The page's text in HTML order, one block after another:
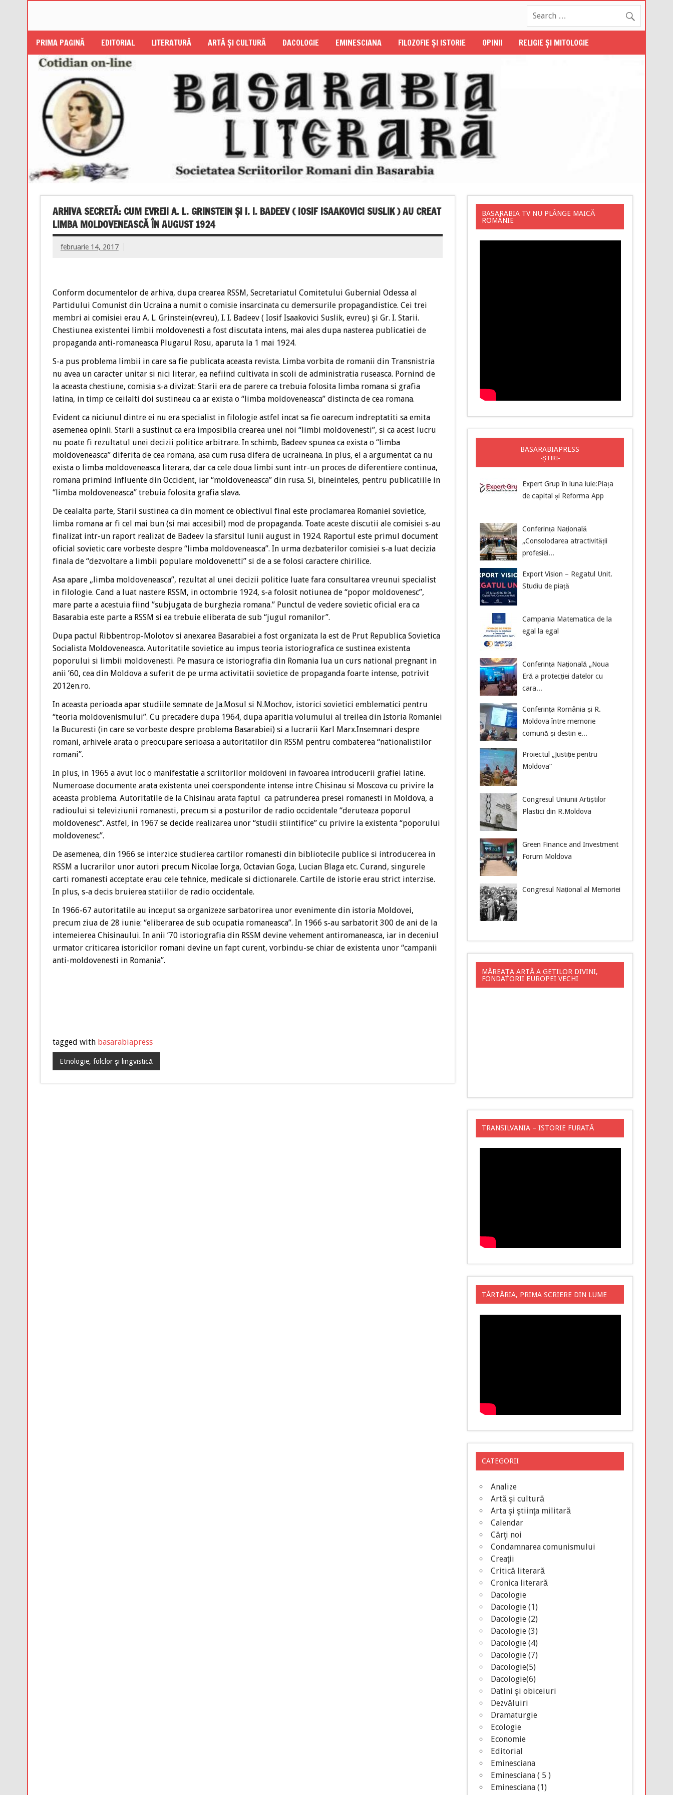
PRIMA PAGINĂ EDITORIAL LITERATURĂ ARTĂ ŞI CULTURĂ DACOLOGIE EMINESCIANA FILOZOFIE ŞI ISTORIE OPINII RELIGIE ŞI MITOLOGIE
ARHIVA SECRETĂ: CUM EVREII A. L. GRINSTEIN ŞI I. I. BADEEV ( IOSIF ISAAKOVICI SUSLIK ) AU CREAT
LIMBA MOLDOVENEASCĂ ÎN AUGUST 1924
februarie 14, 2017
Conform documentelor de arhiva, dupa crearea RSSM, Secretariatul Comitetului Gubernial Odessa al
Partidului Comunist din Ucraina a numit o comisie insarcinata cu demersurile propagandistice. Cei trei
membri ai comisiei erau A. L. Grinstein(evreu), I. I. Badeev ( Iosif Isaakovici Suslik, evreu) şi Gr. I. Starii.
Chestiunea existentei limbii moldovenesti a fost discutata intens, mai ales dupa nasterea publicatiei de
propaganda anti-romaneasca Plugarul Rosu, aparuta la 1 mai 1924.
S-a pus problema limbii in care sa fie publicata aceasta revista. Limba vorbita de romanii din Transnistria
nu avea un caracter unitar si nici literar, ea nefiind cultivata in scoli de administratia ruseasca. Pornind de
la aceasta chestiune, comisia s-a divizat: Starii era de parere ca trebuia folosita limba romana si grafia
latina, in timp ce ceilalti doi sustineau ca ar exista o “limba moldoveneasca” distincta de cea romana.
Evident ca niciunul dintre ei nu era specialist in filologie astfel incat sa fie oarecum indreptatiti sa emita
asemenea opinii. Starii a sustinut ca era imposibila crearea unei noi “limbi moldovenesti”, si ca acest lucru
nu poate fi rezultatul unei decizii politice arbitrare. In schimb, Badeev spunea ca exista o “limba
moldoveneasca” diferita de cea romana, asa cum rusa difera de ucraineana. In plus, el a argumentat ca nu
exista o limba moldoveneasca literara, dar ca cele doua limbi sunt intr-un proces de diferentiere continua,
romana primind influente din Occident, iar “moldoveneasca” din rusa. Si, bineinteles, pentru publicatiile in
“limba moldoveneasca” trebuia folosita grafia slava.
De cealalta parte, Starii sustinea ca din moment ce obiectivul final este proclamarea Romaniei sovietice,
limba romana ar fi cel mai bun (si mai accesibil) mod de propaganda. Toate aceste discutii ale comisiei s-au
finalizat intr-un raport realizat de Badeev la sfarsitul lunii august in 1924. Raportul este primul document
oficial sovietic care vorbeste despre “limba moldoveneasca”. In urma dezbaterilor comisiei s-a luat decizia
finala de “dezvoltare a limbii populare moldovenetti” si de a se folosi caractere chirilice.
Asa apare „limba moldoveneasca”, rezultat al unei decizii politice luate fara consultarea vreunui specialist
in filologie. Cand a luat nastere RSSM, in octombrie 1924, s-a folosit notiunea de “popor moldovenesc”,
mare parte a acestuia fiind ”subjugata de burghezia romana.” Punctul de vedere sovietic oficial era ca
Basarabia este parte a RSSM si ea trebuie eliberata de sub “jugul romanilor”.
Dupa pactul Ribbentrop-Molotov si anexarea Basarabiei a fost organizata la est de Prut Republica Sovietica
Socialista Moldoveneasca. Autoritatile sovietice au impus teoria istoriografica ce sustinea existenta
poporului si limbii moldovenesti. Pe masura ce istoriografia din Romania lua un curs national pregnant in
anii ’60, cea din Moldova a suferit de pe urma activitatii sovietice de propaganda foarte intense, potrivit
2012en.ro.
In aceasta perioada apar studiile semnate de Ja.Mosul si N.Mochov, istorici sovietici emblematici pentru
“teoria moldovenismului”. Cu precadere dupa 1964, dupa aparitia volumului al treilea din Istoria Romaniei
la Bucuresti (in care se vorbeste despre problema Basarabiei) si a lucrarii Karl Marx.Insemnari despre
romani, arhivele arata o preocupare serioasa a autoritatilor din RSSM pentru combaterea “nationalistilor
romani”.
In plus, in 1965 a avut loc o manifestatie a scriitorilor moldoveni in favoarea introducerii grafiei latine.
Numeroase documente arata existenta unei coerspondente intense intre Chisinau si Moscova cu privire la
aceasta problema. Autoritatile de la Chisinau arata faptul ca patrunderea presei romanesti in Moldova, a
radioului si televiziunii romanesti, precum si a posturilor de radio occidentale “deruteaza poporul
moldovenesc”. Astfel, in 1967 se decide realizarea unor “studii stiintifice” cu privire la existenta “poporului
moldovenesc”.
De asemenea, din 1966 se interzice studierea cartilor romanesti din bibliotecile publice si introducerea in
RSSM a lucrarilor unor autori precum Nicolae Iorga, Octavian Goga, Lucian Blaga etc. Curand, singurele
carti romanesti acceptate erau cele tehnice, medicale si dictionarele. Cartile de istorie erau strict interzise.
In plus, s-a decis bruierea statiilor de radio occidentale.
In 1966-67 autoritatile au inceput sa organizeze sarbatorirea unor evenimente din istoria Moldovei,
precum ziua de 28 iunie: “eliberarea de sub ocupatia romaneasca”. In 1966 s-au sarbatorit 300 de ani de la
intemeierea Chisinaului. In anii ’70 istoriografia din RSSM devine vehement antiromaneasca, iar in deceniul
urmator criticarea istoricilor romani devine un fapt curent, vorbindu-se chiar de existenta unor “campanii
anti-moldovenesti in Romania”.
tagged with basarabiapress
Etnologie, folclor şi lingvistică
BASARABIA TV NU PLÂNGE MAICĂ
ROMÂNIE
BASARABIAPRESS
-ȘTIRI-
Expert Grup în luna iuie:Piața
de capital și Reforma App
Conferința Națională
„Consolodarea atractivității
profesiei...
Export Vision – Regatul Unit.
Studiu de piață
Campania Matematica de la
egal la egal
Conferința Națională „Noua
Eră a protecției datelor cu
cara...
Conferința România și R.
Moldova între memorie
comună și destin e...
Proiectul „Justiție pentru
Moldova”
Congresul Uniunii Artiștilor
Plastici din R.Moldova
Green Finance and Investment
Forum Moldova
Congresul Național al Memoriei
MĂREAȚA ARTĂ A GEȚILOR DIVINI,
FONDATORII EUROPEI VECHI
TRANSILVANIA – ISTORIE FURATĂ
TĂRTĂRIA, PRIMA SCRIERE DIN LUME
CATEGORII
Analize
Artă şi cultură
Arta şi ştiinţa militară
Calendar
Cărţi noi
Condamnarea comunismului
Creaţii
Critică literară
Cronica literară
Dacologie
Dacologie (1)
Dacologie (2)
Dacologie (3)
Dacologie (4)
Dacologie (7)
Dacologie(5)
Dacologie(6)
Datini şi obiceiuri
Dezvăluiri
Dramaturgie
Ecologie
Economie
Editorial
Eminesciana
Eminesciana ( 5 )
Eminesciana (1)